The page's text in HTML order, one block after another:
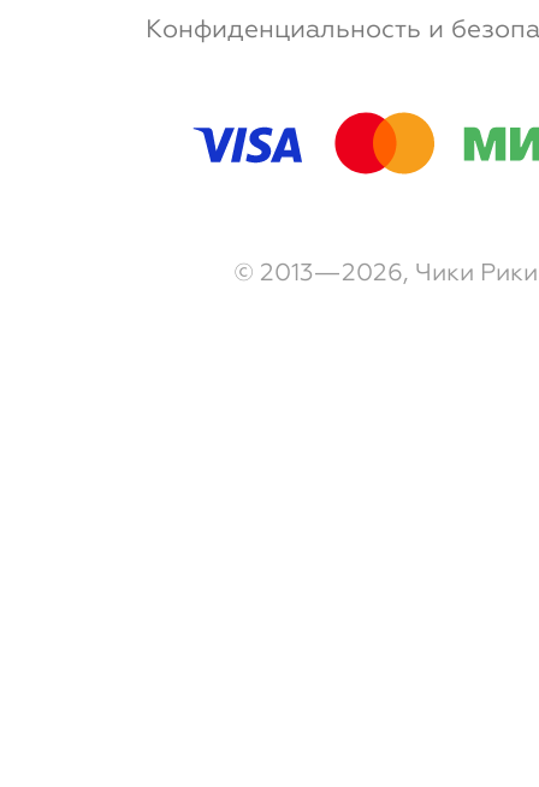
Конфиденциальность и
© 2013—2026, Чики Рики